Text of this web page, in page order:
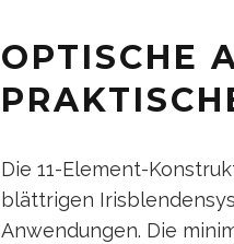
OPTISCHE
Die 11-Element-
blättrigen
Anwendungen. Die